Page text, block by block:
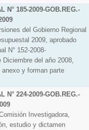
N° 185-2009-GOB.REG.-
del Gobierno Regional
2009, aprobado
N° 152-2008-
del año 2008,
y forman parte
N° 224-2009-GOB.REG.-
Investigadora,
estudio y dictamen